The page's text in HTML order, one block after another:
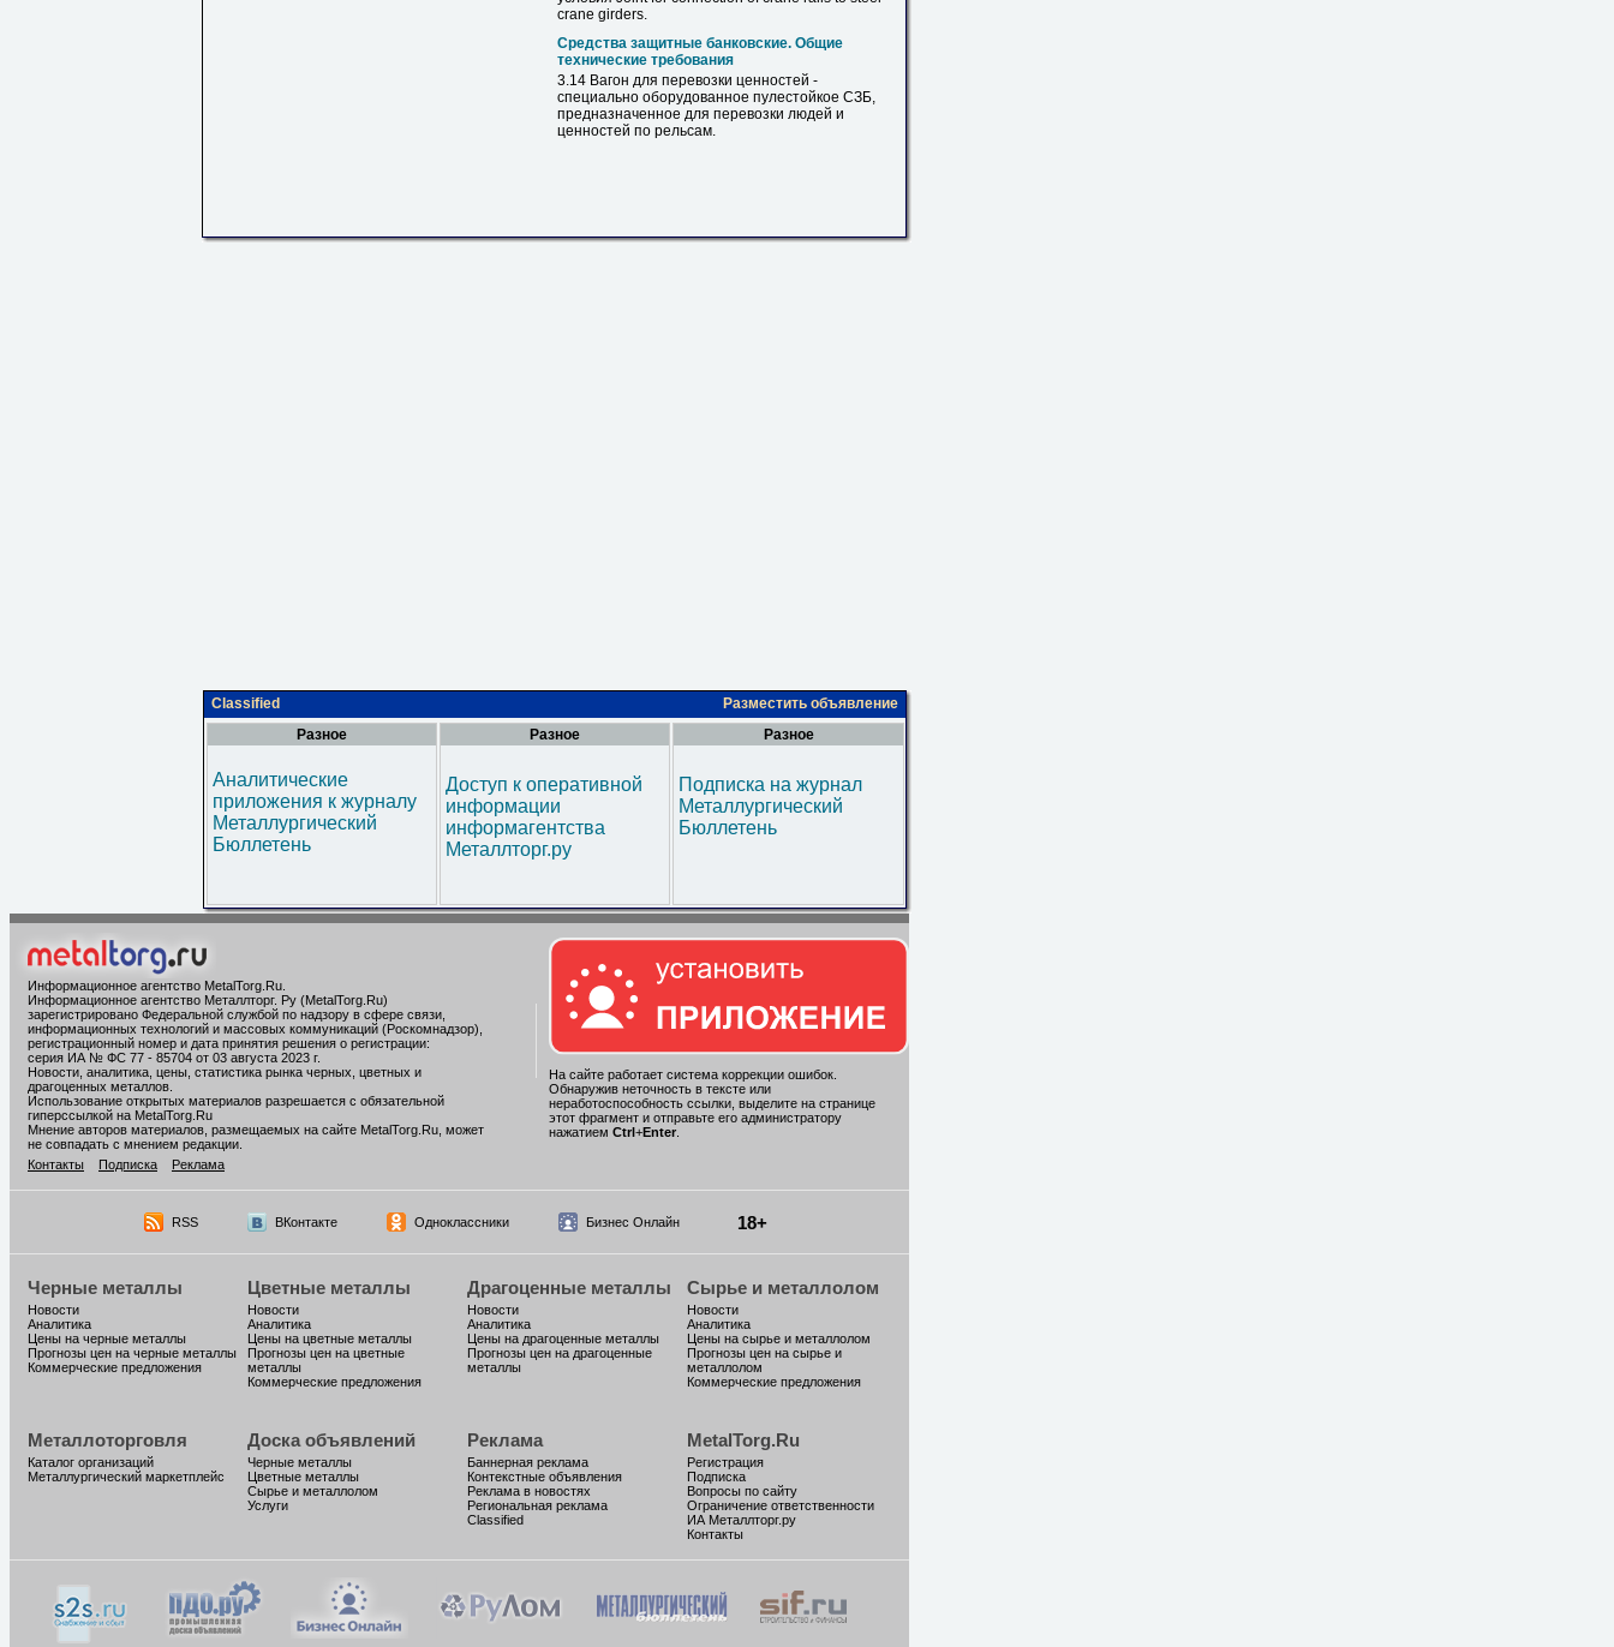
crane girders.
Средства защитные банковские. Общие
технические требования
3.14 Вагон для перевозки ценностей -
специально оборудованное пулестойкое СЗБ,
предназначенное для перевозки людей и
ценностей по рельсам.
Classified
Разместить объявление
Разное
Аналитические
приложения к журналу
Металлургический
Бюллетень
Разное
Доступ к оперативной
информации
информагентства
Металлторг.ру
Разное
Подписка на журнал
Металлургический
Бюллетень
Информационное агентство MetalTorg.Ru
Информационное агентство Металлторг. Ру (MetalTorg.Ru)
зарегистрировано Федеральной службой по надзору в сфере связи,
информационных технологий и массовых коммуникаций (Роскомнадзор),
регистрационный номер и дата принятия решения о регистрации:
серия ИА № ФС 77 - 85704 от 03 августа 2023 г.
Новости, аналитика, цены, статистика рынка черных, цветных и
драгоценных металлов.
Использование открытых материалов разрешается с обязательной
гиперссылкой на MetalTorg.Ru
Мнение авторов материалов, размещаемых на сайте MetalTorg.Ru, может
не совпадать с мнением редакции.
Контакты
Подписка Реклама
На сайте работает система коррекции ошибок.
Обнаружив неточность в тексте или
неработоспособность ссылки, выделите на странице
этот фрагмент и отправьте его администратору
нажатием Ctrl +Enter.
RSS ВКонтакте Одноклассники Бизнес Онлайн 18+
Черные металлы
Новости
Аналитика
Цены на черные металлы
Прогнозы цен на черные металлы
Коммерческие предложения
Цветные металлы
Новости
Аналитика
Цены на цветные металлы
Прогнозы цен на цветные
металлы
Коммерческие предложения
Драгоценные металлы
Новости
Аналитика
Цены на драгоценные металлы
Прогнозы цен на драгоценные
металлы
Сырье и металлолом
Новости
Аналитика
Цены на сырье и металлолом
Прогнозы цен на сырье и
металлолом
Коммерческие предложения
Металлоторговля
Каталог организаций
Металлургический маркетплейс
Доска объявлений
Черные металлы
Цветные металлы
Сырье и металлолом
Услуги
Реклама
Баннерная реклама
Контекстные объявления
Реклама в новостях
Региональная реклама
Classified
MetalTorg.Ru
Регистрация
Подписка
Вопросы по сайту
Ограничение ответственности
ИА Металлторг.ру
Контакты